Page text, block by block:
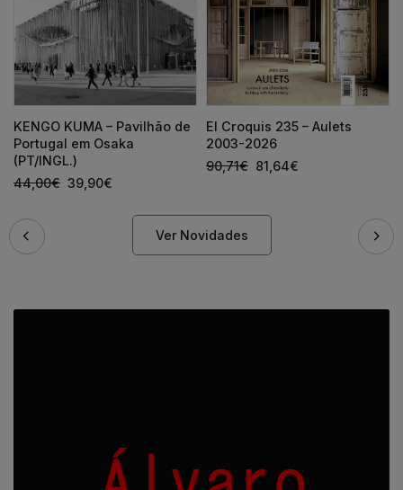
KENGO KUMA – Pavilhão de
Portugal em Osaka
(PT/INGL.)
44,00€ 39,90€
El Croquis 235 – Aulets
2003-2026
90,71€ 81,64€
Ver Novidades